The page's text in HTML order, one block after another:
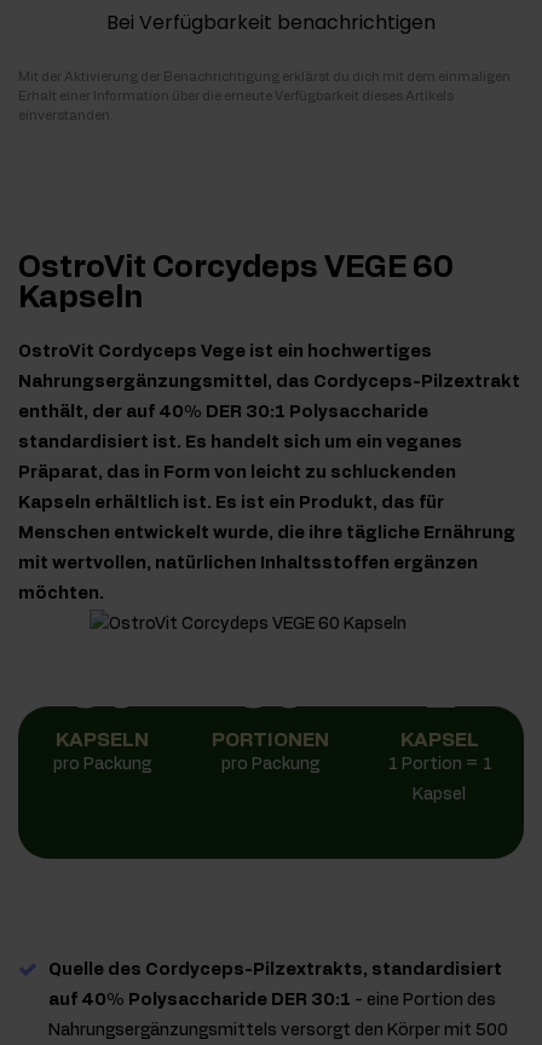
Bei Verfügbarkeit benachrichtigen
Mit der Aktivierung der Benachrichtigung erklärst du dich mit dem einmaligen
Erhalt einer Information über die erneute Verfügbarkeit dieses Artikels
einverstanden.
OstroVit Corcydeps VEGE 60
Kapseln
OstroVit Cordyceps Vege ist ein hochwertiges
Nahrungsergänzungsmittel, das Cordyceps-Pilzextrakt
enthält, der auf 40% DER 30:1 Polysaccharide
standardisiert ist. Es handelt sich um ein veganes
Präparat, das in Form von leicht zu schluckenden
Kapseln erhältlich ist. Es ist ein Produkt, das für
Menschen entwickelt wurde, die ihre tägliche Ernährung
mit wertvollen, natürlichen Inhaltsstoffen ergänzen
möchten.
60
KAPSELN
pro Packung
60
PORTIONEN
pro Packung
1
KAPSEL
1 Portion = 1
Kapsel
Quelle des Cordyceps-Pilzextrakts, standardisiert
auf 40% Polysaccharide DER 30:1 - eine Portion des
Nahrungsergänzungsmittels versorgt den Körper mit 500